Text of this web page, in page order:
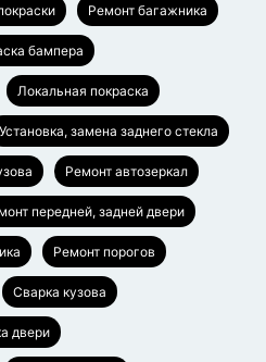
Ремонт багажника
бампера
Локальная покраска
Установка, замена заднего стекла
Ремонт автозеркал
передней, задней двери
Ремонт порогов
Сварка кузова
двери